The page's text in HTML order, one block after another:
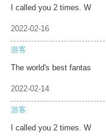
I called you 2 times. W
2022-02-16
游客
The world's best fantas
2022-02-14
游客
I called you 2 times. W